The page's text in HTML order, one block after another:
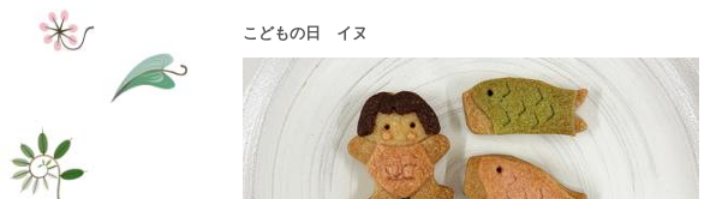
こどもの日 イヌ